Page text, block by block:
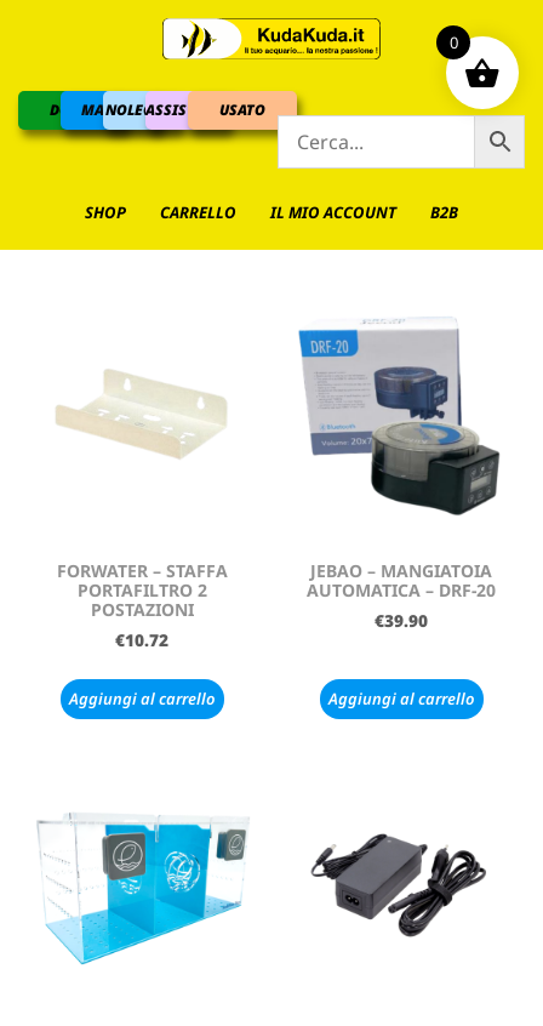
DOLCEMARINO
NOLEGGIOASSISTENZAUSATO
SHOP CARRELLO IL MIO ACCOUNT B2B
FORWATER – STAFFA
PORTAFILTRO 2
POSTAZIONI
€10.72
Aggiungi al carrello
JEBAO – MANGIATOIA
AUTOMATICA – DRF-20
€39.90
Aggiungi al carrello
0